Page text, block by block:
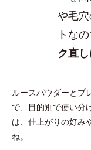
や毛
トな
ク直し
ルースパウダーとプ
で、目的別で使い分
は、仕上がりの好み
ね。